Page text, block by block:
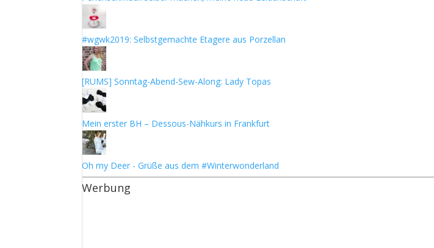
#wgwk2019: Selbstgemachte Etagere aus Porzellan
[RUMS] Sonntag-Abend-Sew-Along: Lady Topas
Mein erster BH – Dessous-Nähkurs in Frankfurt
Oh my Deer - Grüße aus dem #Winterwonderland
Werbung